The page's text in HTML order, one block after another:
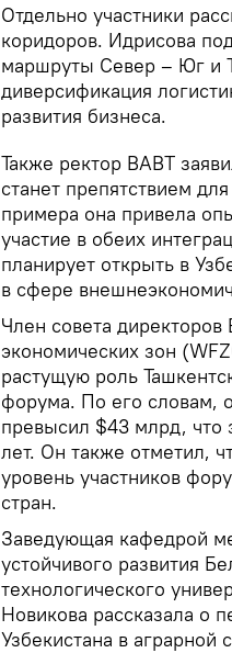
Отдельно участники
коридоров. Идрисова
маршруты Север – Юг и
диверсификация
развития бизнеса.
Также ректор ВАВТ
станет препятствием
примера она привела
участие в обеих
планирует открыть в
в сфере
Член совета
экономических зон
растущую роль
форума. По его словам,
превысил $43 млрд, что
лет. Он также отметил,
уровень участников
стран.
Заведующая кафедрой
устойчивого развития
технологического
Новикова рассказала о
Узбекистана в аграрной